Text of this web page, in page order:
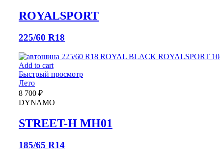
ROYALSPORT
225/60 R18
Add to cart
Быстрый просмотр
Лето
8 700 ₽
DYNAMO
STREET-H MH01
185/65 R14